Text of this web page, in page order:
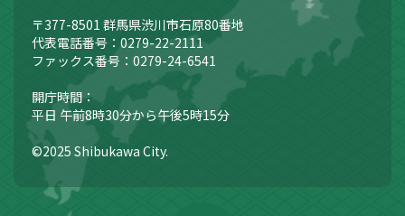
〒377-8501 群馬県渋川市石原80番地
代表電話番号：0279-22-2111
ファックス番号：0279-24-6541
開庁時間：
平日 午前8時30分から午後5時15分
©2025 Shibukawa City.